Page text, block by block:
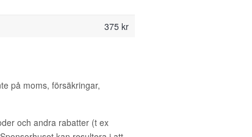
375 kr
på moms, försäkringar,
och andra rabatter (t ex